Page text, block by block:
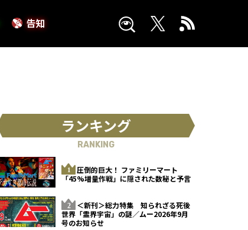
告知
ランキング
RANKING
圧倒的巨大！ ファミリーマート
「45%増量作戦」に隠された数秘と予言
＜新刊＞総力特集 知られざる死後
世界「霊界宇宙」の謎／ムー2026年9月
号のお知らせ